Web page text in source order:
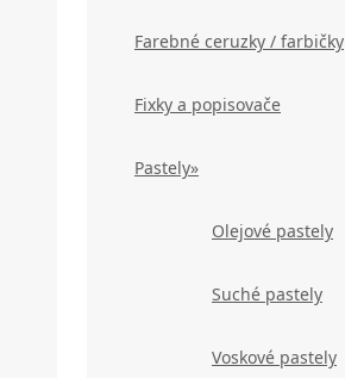
Farebné ceruzky / farbičky
Fixky a popisovače
Pastely»
Olejové pastely
Suché pastely
Voskové pastely